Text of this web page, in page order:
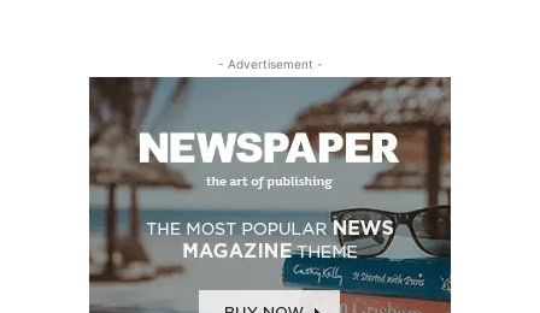
- Advertisement -